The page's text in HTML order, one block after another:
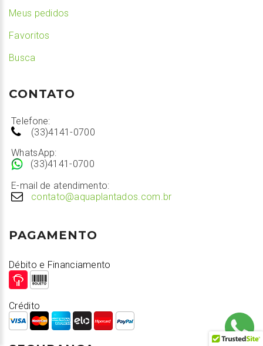
Meus pedidos
Favoritos
Busca
CONTATO
Telefone:
(33)4141-0700
WhatsApp:
(33)4141-0700
E-mail de atendimento:
contato@aquaplantados.com.br
PAGAMENTO
Débito e Financiamento
Crédito